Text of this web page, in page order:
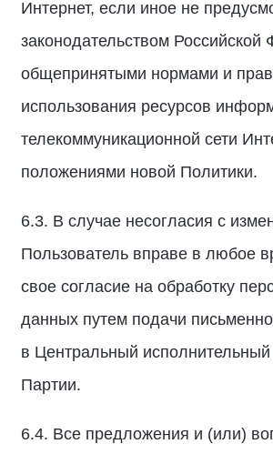
Интернет, если иное не
законодательством Российской
общепринятыми нормами и
использования ресурсов
телекоммуникационной сети
положениями новой Политики.
6.3. В случае несогласия с
Пользователь вправе в любое
свое согласие на обработку
данных путем подачи
в Центральный исполнительный
Партии.
6.4. Все предложения и (или)